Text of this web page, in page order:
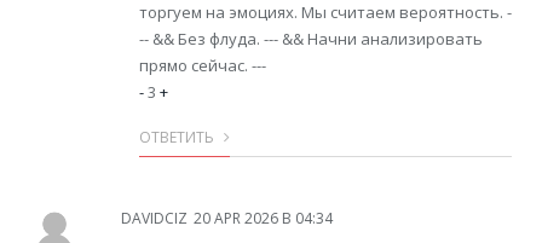
торгуем на эмоциях. Мы считаем вероятность. -
-- && Без флуда. --- && Начни анализировать
прямо сейчас. ---
-3 +
ОТВЕТИТЬ
DAVIDCIZ 20 APR 2026 В 04:34